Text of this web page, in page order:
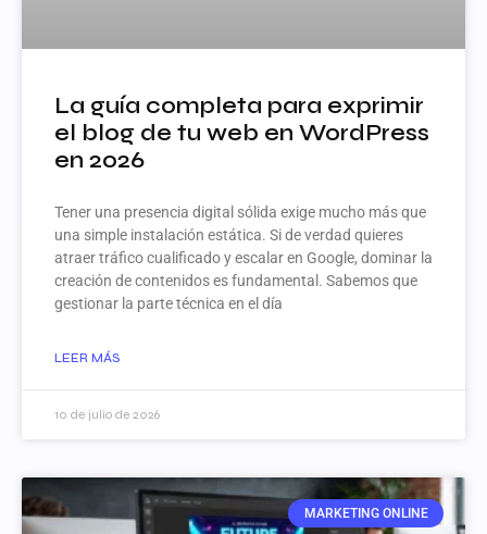
La guía completa para exprimir
el blog de tu web en WordPress
en 2026
Tener una presencia digital sólida exige mucho más que
una simple instalación estática. Si de verdad quieres
atraer tráfico cualificado y escalar en Google, dominar la
creación de contenidos es fundamental. Sabemos que
gestionar la parte técnica en el día
LEER MÁS
10 de julio de 2026
MARKETING ONLINE